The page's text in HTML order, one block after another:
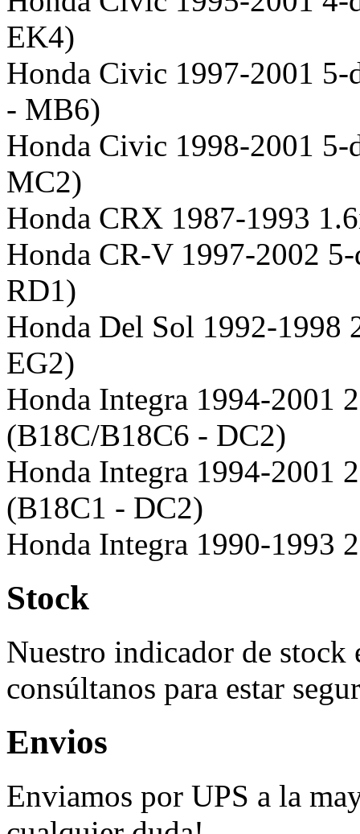
EK4)
Honda Civic 1997-2001
- MB6)
Honda Civic 1998-2001
MC2)
Honda CRX 1987-1993
Honda CR-V 1997-2002
RD1)
Honda Del Sol 1992-1998
EG2)
Honda Integra 1994-2001
(B18C/B18C6 - DC2)
Honda Integra 1994-2001
(B18C1 - DC2)
Honda Integra 1990-1993
Stock
Nuestro indicador de stock
consúltanos para estar
Envios
Enviamos por UPS a la